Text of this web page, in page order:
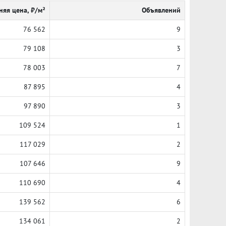
цена, ₽/м² Объявлений
76 562 9
79 108 3
78 003 7
87 895 4
97 890 3
109 524 1
117 029 2
107 646 9
110 690 4
139 562 6
134 061 2